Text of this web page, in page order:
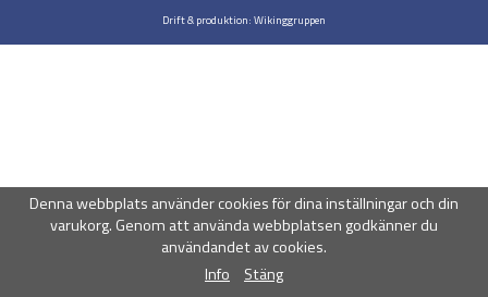
Drift & produktion: Wikinggruppen
Denna webbplats använder cookies för dina inställningar och din
varukorg. Genom att använda webbplatsen godkänner du
användandet av cookies.
Info
Stäng